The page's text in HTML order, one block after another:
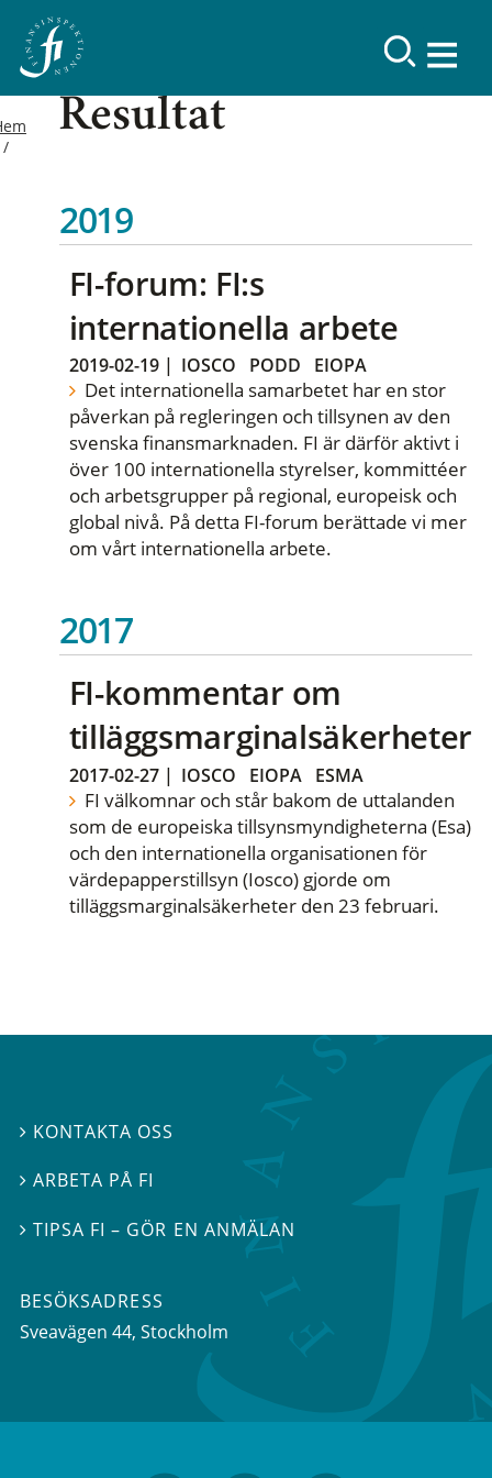
Resultat
2019
FI-forum: FI:s
internationella arbete
2019-02-19| IOSCO PODD EIOPA
Det internationella samarbetet har en stor
påverkan på regleringen och tillsynen av den
svenska finansmarknaden. FI är därför aktivt i
över 100 internationella styrelser, kommittéer
och arbetsgrupper på regional, europeisk och
global nivå. På detta FI-forum berättade vi mer
om vårt internationella arbete.
2017
FI-kommentar om
tilläggsmarginalsäkerheter
2017-02-27| IOSCO EIOPA ESMA
FI välkomnar och står bakom de uttalanden
som de europeiska tillsynsmyndigheterna (Esa)
och den internationella organisationen för
värdepapperstillsyn (Iosco) gjorde om
tilläggsmarginalsäkerheter den 23 februari.
 KONTAKTA OSS
ARBETA PÅ FI
TIPSA FI – GÖR EN ANMÄLAN
BESÖKSADRESS
Sveavägen 44, Stockholm